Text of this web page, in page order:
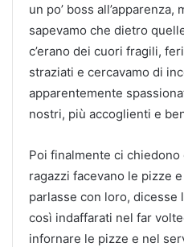
un po’ boss
sapevamo che dietro
c’erano dei cuori fragili,
straziati e cercavamo di
apparentemente
nostri, più accoglienti e
Poi finalmente ci
ragazzi facevano le pizze
parlasse con loro, dicesse
così indaffarati nel far
infornare le pizze e nel